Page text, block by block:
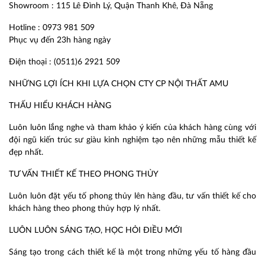
Showroom : 115 Lê Đình Lý, Quận Thanh Khê, Đà Nẵng
Hotline : 0973 981 509
Phục vụ đến 23h hàng ngày
Điện thoại : (0511)6 2921 509
NHỮNG LỢI ÍCH KHI LỰA CHỌN CTY CP NỘI THẤT AMU
THẤU HIỂU KHÁCH HÀNG
Luôn luôn lắng nghe và tham khảo ý kiến của khách hàng cùng với
đội ngũ kiến trúc sư giàu kinh nghiệm tạo nên những mẫu thiết kế
đẹp nhất.
TƯ VẤN THIẾT KẾ THEO PHONG THỦY
Luôn luôn đặt yếu tố phong thủy lên hàng đầu, tư vấn thiết kế cho
khách hàng theo phong thủy hợp lý nhất.
LUÔN LUÔN SÁNG TẠO, HỌC HỎI ĐIỀU MỚI
Sáng tạo trong cách thiết kế là một trong những yếu tố hàng đầu